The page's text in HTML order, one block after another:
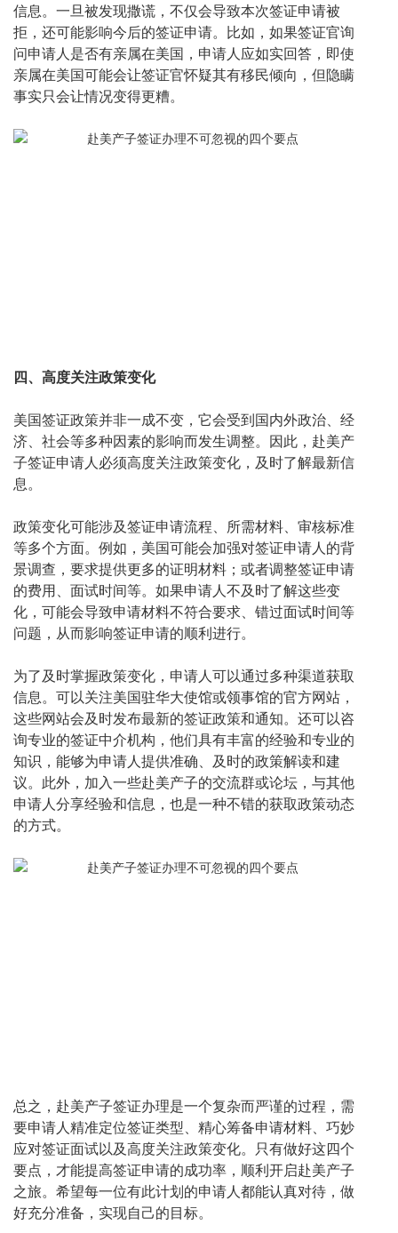
信息。一旦被发现撒谎，不仅会导致本次签证申请被
拒，还可能影响今后的签证申请。比如，如果签证官询
问申请人是否有亲属在美国，申请人应如实回答，即使
亲属在美国可能会让签证官怀疑其有移民倾向，但隐瞒
事实只会让情况变得更糟。
四、高度关注政策变化
美国签证政策并非一成不变，它会受到国内外政治、经
济、社会等多种因素的影响而发生调整。因此，赴美产
子签证申请人必须高度关注政策变化，及时了解最新信
息。
政策变化可能涉及签证申请流程、所需材料、审核标准
等多个方面。例如，美国可能会加强对签证申请人的背
景调查，要求提供更多的证明材料；或者调整签证申请
的费用、面试时间等。如果申请人不及时了解这些变
化，可能会导致申请材料不符合要求、错过面试时间等
问题，从而影响签证申请的顺利进行。
为了及时掌握政策变化，申请人可以通过多种渠道获取
信息。可以关注美国驻华大使馆或领事馆的官方网站，
这些网站会及时发布最新的签证政策和通知。还可以咨
询专业的签证中介机构，他们具有丰富的经验和专业的
知识，能够为申请人提供准确、及时的政策解读和建
议。此外，加入一些赴美产子的交流群或论坛，与其他
申请人分享经验和信息，也是一种不错的获取政策动态
的方式。
总之，赴美产子签证办理是一个复杂而严谨的过程，需
要申请人精准定位签证类型、精心筹备申请材料、巧妙
应对签证面试以及高度关注政策变化。只有做好这四个
要点，才能提高签证申请的成功率，顺利开启赴美产子
之旅。希望每一位有此计划的申请人都能认真对待，做
好充分准备，实现自己的目标。